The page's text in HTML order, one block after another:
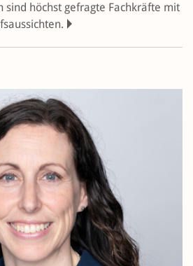
sind höchst gefragte Fachkräfte mit